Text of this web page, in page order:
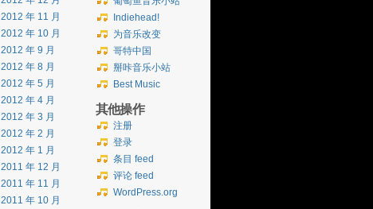
Indiehead!
为音乐改变
哥特中国
掰咔音乐小站
Best Music
其他操作
注册
登录
条目 feed
评论 feed
WordPress.org
2012 年 11 月
2012 年 10 月
2012 年 9 月
2012 年 8 月
2012 年 5 月
2012 年 4 月
2012 年 3 月
2012 年 2 月
2012 年 1 月
2011 年 12 月
2011 年 11 月
2011 年 10 月